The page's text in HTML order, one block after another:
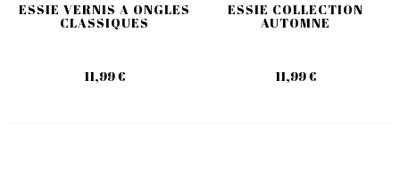
ESSIE VERNIS A ONGLES
CLASSIQUES
11,99 €
ESSIE COLLECTION
AUTOMNE
11,99 €